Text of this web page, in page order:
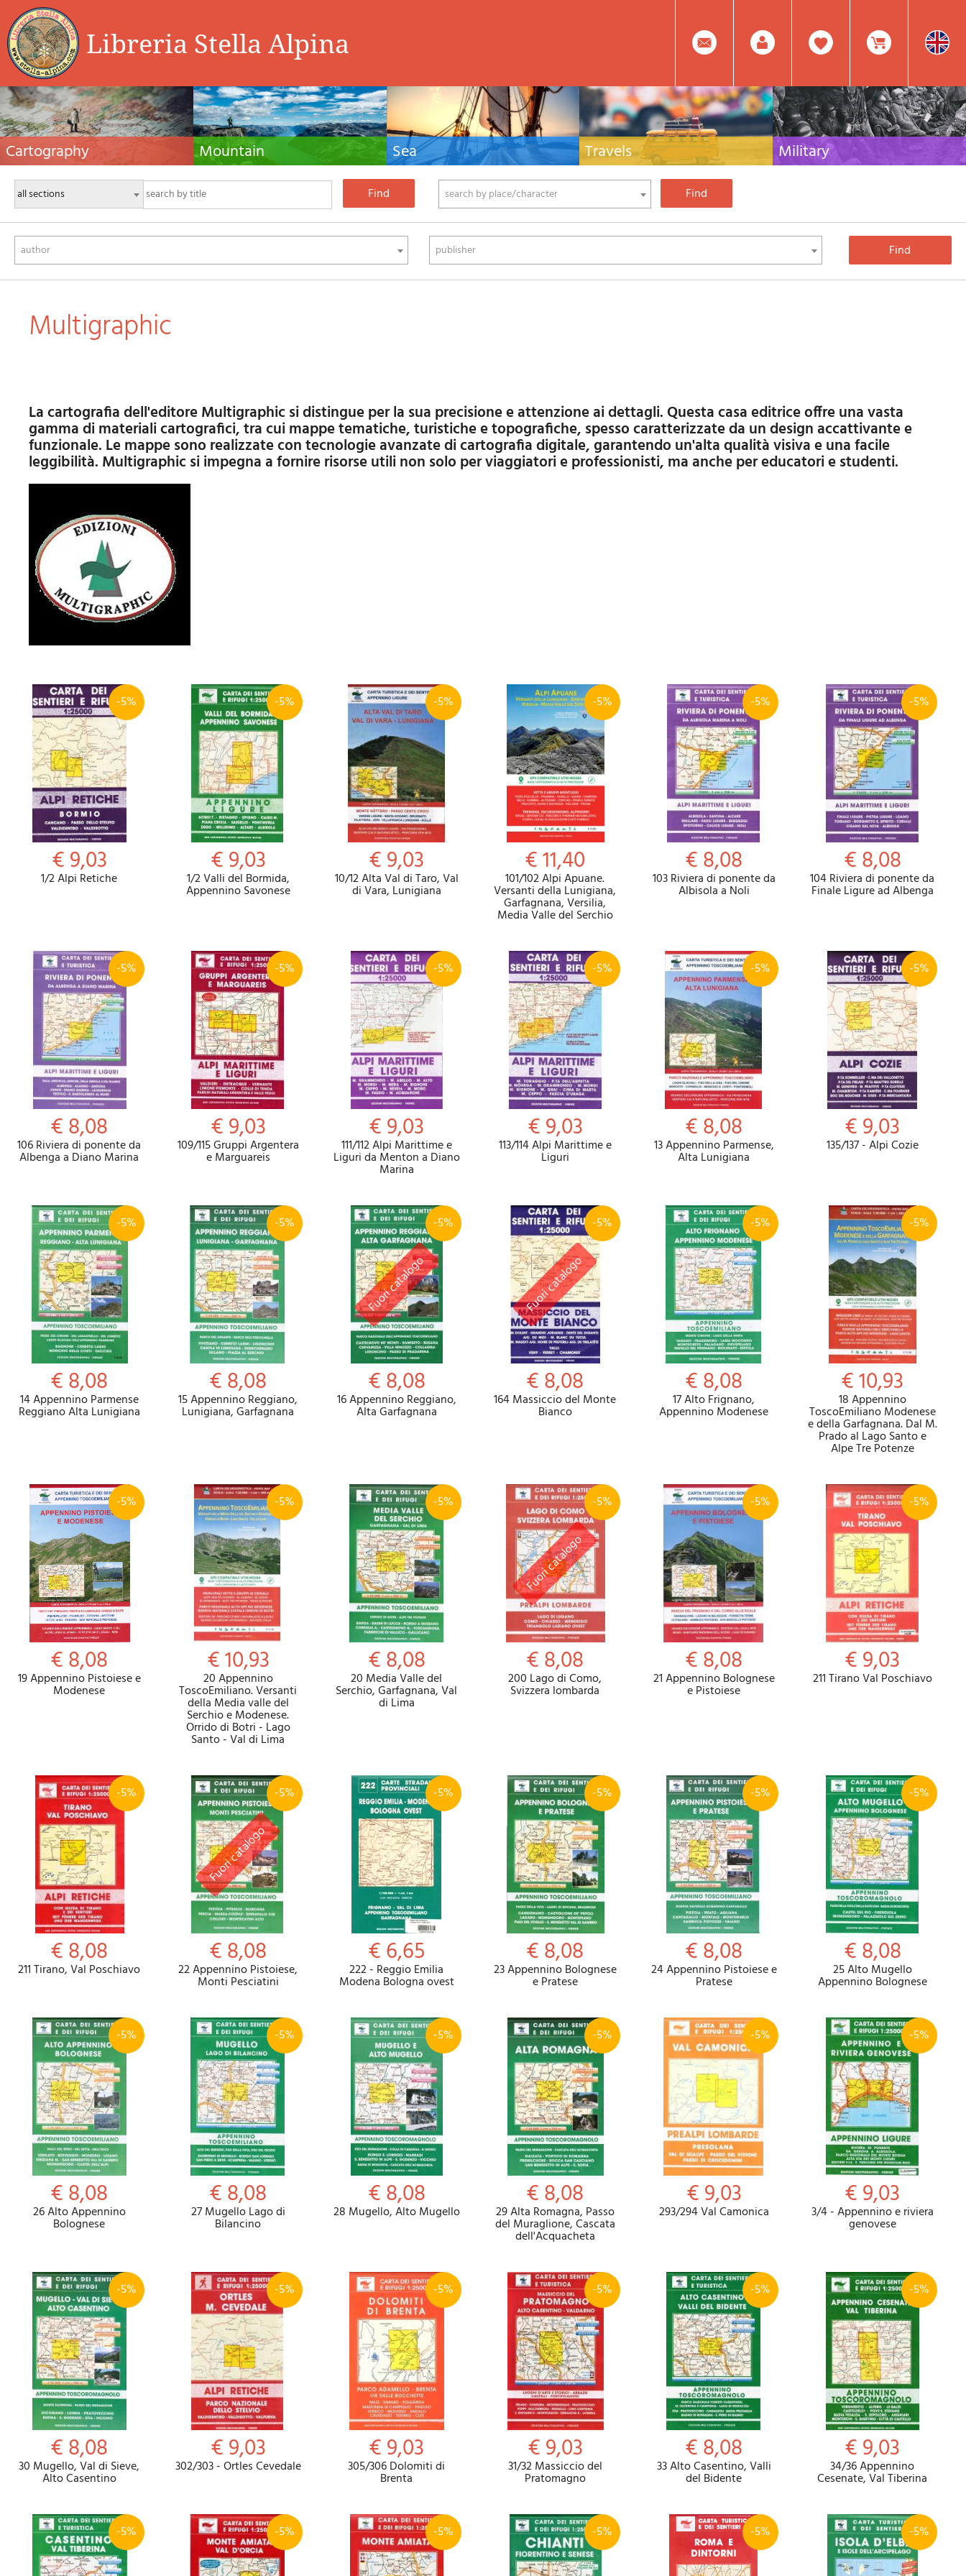
Libreria Stella Alpina 0
Item(s)
In
Facebook
Create
Cartography
Hiking maps, maps and atlases, cartography
around the world. Maps of the trails, cartography
for cyclotourism and mountain biking
Mountain
Alpine guides, hiking guides, technical manuals
for summer and winter mountaineering.
Mountain literature and filmography
Sea
Nautical manuals, nautical cartography, books
and literature for sailboat and motor
Travels
Travel guides and travel literature for Italy,
Europe and the rest of the world
Military
Collection of the best publications (books and
search by place/character
author publisher
Multigraphic
La cartografia dell'editore Multigraphic si distingue per la sua precisione e attenzione ai dettagli. Questa casa editrice offre una vasta
gamma di materiali cartografici, tra cui mappe tematiche, turistiche e topografiche, spesso caratterizzate da un design accattivante e
funzionale. Le mappe sono realizzate con tecnologie avanzate di cartografia digitale, garantendo un'alta qualità visiva e una facile
leggibilità. Multigraphic si impegna a fornire risorse utili non solo per viaggiatori e professionisti, ma anche per educatori e studenti.
-5%
€ 9,03
1/2 Alpi Retiche
-5%
€ 9,03
1/2 Valli del Bormida,
Appennino Savonese
-5%
€ 9,03
10/12 Alta Val di Taro, Val
di Vara, Lunigiana
-5%
€ 11,40
101/102 Alpi Apuane.
Versanti della Lunigiana,
Garfagnana, Versilia,
Media Valle del Serchio
-5%
€ 8,08
103 Riviera di ponente da
Albisola a Noli
-5%
€ 8,08
104 Riviera di ponente da
Finale Ligure ad Albenga
-5%
€ 8,08
106 Riviera di ponente da
Albenga a Diano Marina
-5%
€ 9,03
109/115 Gruppi Argentera
e Marguareis
-5%
€ 9,03
111/112 Alpi Marittime e
Liguri da Menton a Diano
Marina
-5%
€ 9,03
113/114 Alpi Marittime e
Liguri
-5%
€ 8,08
13 Appennino Parmense,
Alta Lunigiana
-5%
€ 9,03
135/137 - Alpi Cozie
-5%
€ 8,08
14 Appennino Parmense
Reggiano Alta Lunigiana
-5%
€ 8,08
15 Appennino Reggiano,
Lunigiana, Garfagnana
-5%
€ 8,08
16 Appennino Reggiano,
Alta Garfagnana
-5%
€ 8,08
164 Massiccio del Monte
Bianco
-5%
€ 8,08
17 Alto Frignano,
Appennino Modenese
-5%
€ 10,93
18 Appennino
ToscoEmiliano Modenese
e della Garfagnana. Dal M.
Prado al Lago Santo e
Alpe Tre Potenze
-5%
€ 8,08
19 Appennino Pistoiese e
Modenese
-5%
€ 10,93
20 Appennino
ToscoEmiliano. Versanti
della Media valle del
Serchio e Modenese.
Orrido di Botri - Lago
Santo - Val di Lima
-5%
€ 8,08
20 Media Valle del
Serchio, Garfagnana, Val
di Lima
-5%
€ 8,08
200 Lago di Como,
Svizzera lombarda
-5%
€ 8,08
21 Appennino Bolognese
e Pistoiese
-5%
€ 9,03
211 Tirano Val Poschiavo
-5%
€ 8,08
211 Tirano, Val Poschiavo
-5%
€ 8,08
22 Appennino Pistoiese,
Monti Pesciatini
-5%
€ 6,65
222 - Reggio Emilia
Modena Bologna ovest
-5%
€ 8,08
23 Appennino Bolognese
e Pratese
-5%
€ 8,08
24 Appennino Pistoiese e
Pratese
-5%
€ 8,08
25 Alto Mugello
Appennino Bolognese
-5%
€ 8,08
26 Alto Appennino
Bolognese
-5%
€ 8,08
27 Mugello Lago di
Bilancino
-5%
€ 8,08
28 Mugello, Alto Mugello
-5%
€ 8,08
29 Alta Romagna, Passo
del Muraglione, Cascata
dell'Acquacheta
-5%
€ 9,03
293/294 Val Camonica
-5%
€ 9,03
3/4 - Appennino e riviera
genovese
-5%
€ 8,08
30 Mugello, Val di Sieve,
Alto Casentino
-5%
€ 9,03
302/303 - Ortles Cevedale
-5%
€ 9,03
305/306 Dolomiti di
Brenta
-5%
€ 9,03
31/32 Massiccio del
Pratomagno
-5%
€ 8,08
33 Alto Casentino, Valli
del Bidente
-5%
€ 9,03
34/36 Appennino
Cesenate, Val Tiberina
-5% -5% -5% -5% -5% -5%